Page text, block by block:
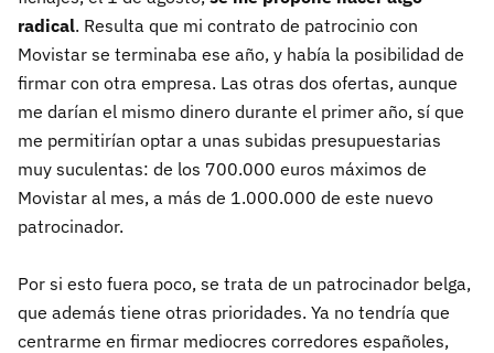
radical. Resulta que mi contrato de patrocinio con
Movistar se terminaba ese año, y había la posibilidad de
firmar con otra empresa. Las otras dos ofertas, aunque
me darían el mismo dinero durante el primer año, sí que
me permitirían optar a unas subidas presupuestarias
muy suculentas: de los 700.000 euros máximos de
Movistar al mes, a más de 1.000.000 de este nuevo
patrocinador.
Por si esto fuera poco, se trata de un patrocinador belga,
que además tiene otras prioridades. Ya no tendría que
centrarme en firmar mediocres corredores españoles,